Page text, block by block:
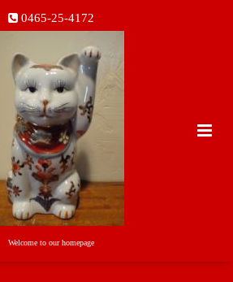
0465-25-4172
Welcome to our homepage